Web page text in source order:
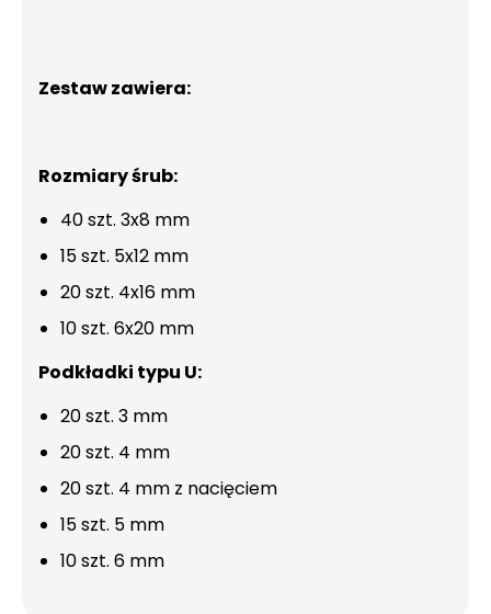
Zestaw zawiera:
Rozmiary śrub:
40 szt. 3x8 mm
15 szt. 5x12 mm
20 szt. 4x16 mm
10 szt. 6x20 mm
Podkładki typu U:
20 szt. 3 mm
20 szt. 4 mm
20 szt. 4 mm z nacięciem
15 szt. 5 mm
10 szt. 6 mm